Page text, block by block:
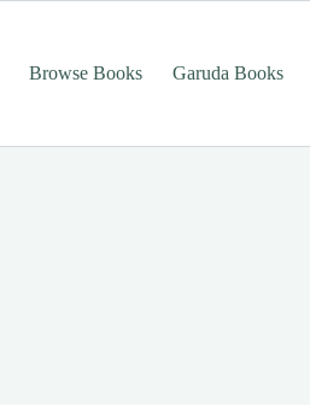
Browse Books Garuda Books